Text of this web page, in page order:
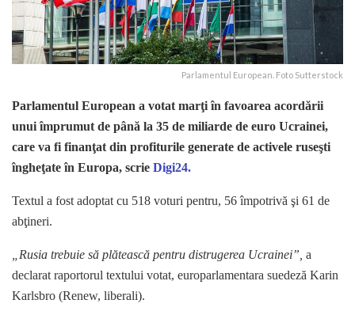
Parlamentul European. Foto Sutterstock
Parlamentul European a votat marţi în favoarea acordării
unui împrumut de până la 35 de miliarde de euro Ucrainei,
care va fi finanţat din profiturile generate de activele ruseşti
îngheţate în Europa, scrie Digi24.
Textul a fost adoptat cu 518 voturi pentru, 56 împotrivă şi 61 de
abţineri.
„Rusia trebuie să plătească pentru distrugerea Ucrainei”, a
declarat raportorul textului votat, europarlamentara suedeză Karin
Karlsbro (Renew, liberali).